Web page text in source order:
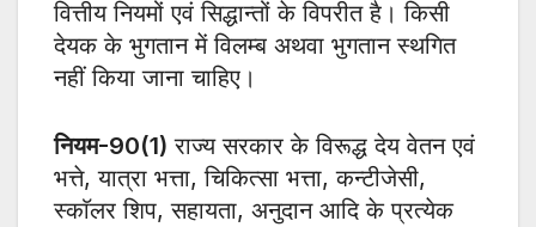
वित्तीय नियमों एवं सिद्धान्तों के विपरीत है। किसी
देयक के भुगतान में विलम्ब अथवा भुगतान स्थगित
नहीं किया जाना चाहिए।
नियम-90(1) राज्य सरकार के विरूद्ध देय वेतन एवं
भत्ते, यात्रा भत्ता, चिकित्सा भत्ता, कन्टीजेसी,
स्काॅलर शिप, सहायता, अनुदान आदि के प्रत्येक